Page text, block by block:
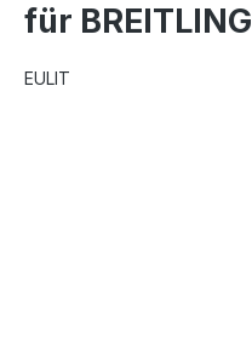
für BREITLING
EULIT